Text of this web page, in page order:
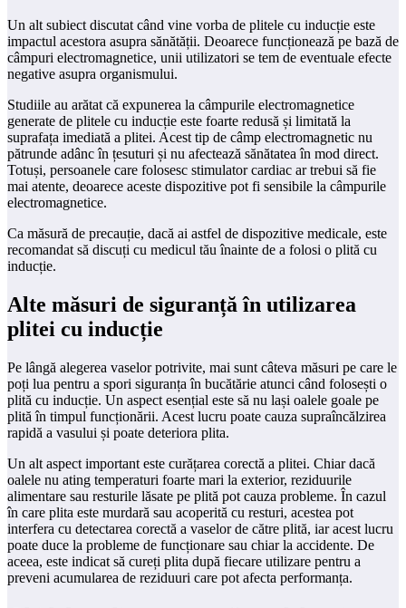
Un alt subiect discutat când vine vorba de plitele cu inducție este
impactul acestora asupra sănătății. Deoarece funcționează pe bază de
câmpuri electromagnetice, unii utilizatori se tem de eventuale efecte
negative asupra organismului.
Studiile au arătat că expunerea la câmpurile electromagnetice
generate de plitele cu inducție este foarte redusă și limitată la
suprafața imediată a plitei. Acest tip de câmp electromagnetic nu
pătrunde adânc în țesuturi și nu afectează sănătatea în mod direct.
Totuși, persoanele care folosesc stimulator cardiac ar trebui să fie
mai atente, deoarece aceste dispozitive pot fi sensibile la câmpurile
electromagnetice.
Ca măsură de precauție, dacă ai astfel de dispozitive medicale, este
recomandat să discuți cu medicul tău înainte de a folosi o plită cu
inducție.
Alte măsuri de siguranță în utilizarea
plitei cu inducție
Pe lângă alegerea vaselor potrivite, mai sunt câteva măsuri pe care le
poți lua pentru a spori siguranța în bucătărie atunci când folosești o
plită cu inducție. Un aspect esențial este să nu lași oalele goale pe
plită în timpul funcționării. Acest lucru poate cauza supraîncălzirea
rapidă a vasului și poate deteriora plita.
Un alt aspect important este curățarea corectă a plitei. Chiar dacă
oalele nu ating temperaturi foarte mari la exterior, reziduurile
alimentare sau resturile lăsate pe plită pot cauza probleme. În cazul
în care plita este murdară sau acoperită cu resturi, acestea pot
interfera cu detectarea corectă a vaselor de către plită, iar acest lucru
poate duce la probleme de funcționare sau chiar la accidente. De
aceea, este indicat să cureți plita după fiecare utilizare pentru a
preveni acumularea de reziduuri care pot afecta performanța.